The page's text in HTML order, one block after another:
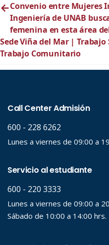
←Convenio entre Mujeres
Ingeniería de UNAB
femenina en esta área
Sede Viña del Mar |
Trabajo Comunitario